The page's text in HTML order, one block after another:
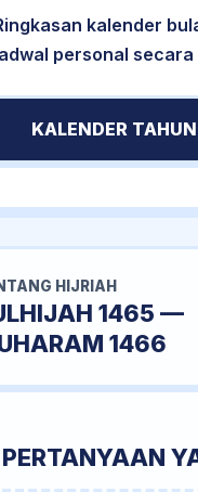
kalender
personal
KALENDER
HIJRIAH
1465 —
1466
PERTANYAAN